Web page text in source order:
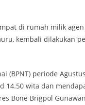
di rumah milik
kembali dilakukan
(BPNT) periode
14.50 wita dan
Bone Brigpol